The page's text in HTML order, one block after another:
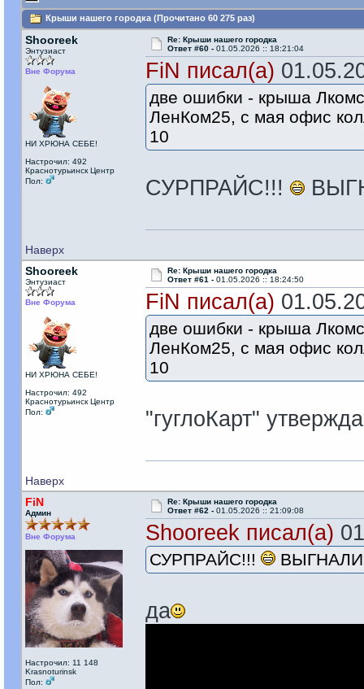
Крыши нашего городка (Прочитано 60 275 раз)
Shooreek
Энтузиаст
Вне Форума
НИ ХРЮНА СЕБЕ!
Настрочил: 492
Краснотурьинск Центр
Пол:
Re: Крыши нашего городка
Ответ #60 - 01.05.2026 :: 18:21:04
FiN писал(а)
две ошибки - крыша
ЛенКом25, с мая офис
10
СУРПРАЙС!!!
Наверх
Shooreek
Энтузиаст
Вне Форума
НИ ХРЮНА СЕБЕ!
Настрочил: 492
Краснотурьинск Центр
Пол:
Re: Крыши нашего городка
Ответ #61 - 01.05.2026 :: 18:24:50
FiN писал(а)
две ошибки - крыша
ЛенКом25, с мая офис
10
"гуглоКарт"
Наверх
FiN
Админ
Вне Форума
Настрочил: 11 148
Krasnoturinsk
Пол:
Re: Крыши нашего городка
Ответ #62 - 01.05.2026 :: 21:09:08
Shooreek писал(а)
СУРПРАЙС!!!
да